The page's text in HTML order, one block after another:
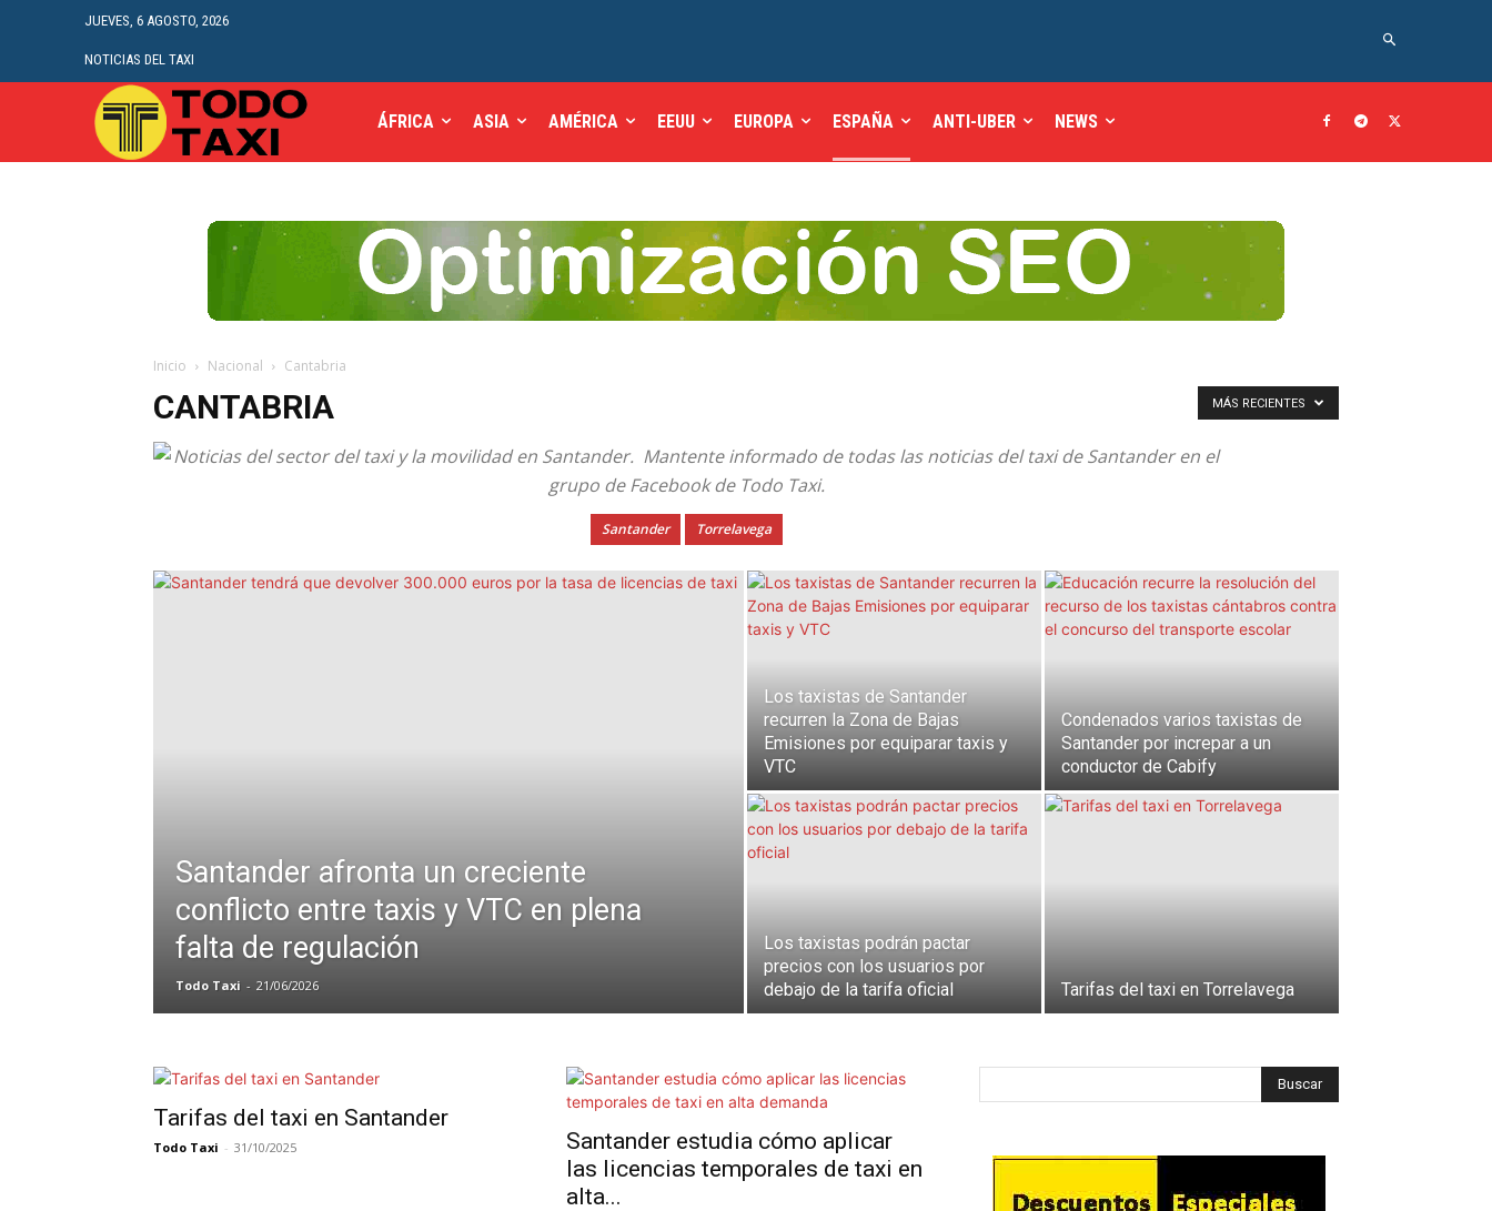
JUEVES, 6 AGOSTO, 2026
NOTICIAS DEL TAXI
ÁFRICA ASIA AMÉRICA EEUU EUROPA ESPAÑA ANTI-UBER NEWS
Inicio Nacional Cantabria
CANTABRIA
Santander Torrelavega
MÁS RECIENTES
Santander afronta un creciente
conflicto entre taxis y VTC en plena
falta de regulación
Todo Taxi - 21/06/2026
Los taxistas de Santander
recurren la Zona de Bajas
Emisiones por equiparar taxis y
VTC
Condenados varios taxistas de
Santander por increpar a un
conductor de Cabify
Los taxistas podrán pactar
precios con los usuarios por
debajo de la tarifa oficial
Tarifas del taxi en Torrelavega
Tarifas del taxi en Santander
Todo Taxi - 31/10/2025
Santander estudia cómo aplicar
las licencias temporales de taxi en
alta...